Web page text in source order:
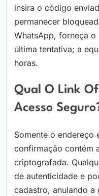
insira o código
permanecer
WhatsApp, forneça o
última tentativa; a
horas.
Qual O Link
Acesso
Somente o endereço
confirmação contém
criptografada.
de autenticidade e
cadastro, anulando a